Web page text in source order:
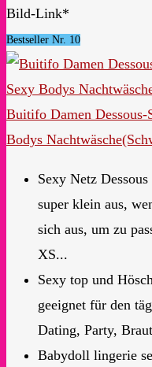
Bild-Link*
Bestseller Nr. 10
Buitifo Damen Dessous-
Bodys
Sexy Netz
super klein aus,
sich aus, um zu
XS...
Sexy top und
geeignet für den
Dating, Party,
Babydoll lingerie